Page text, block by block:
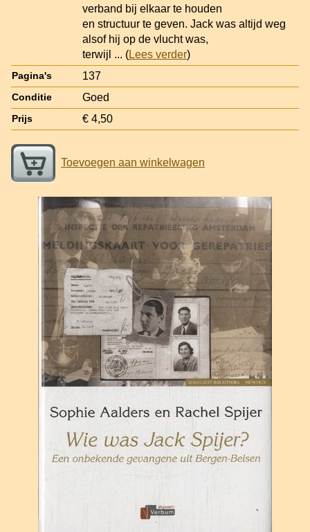
verband bij elkaar te houden
en structuur te geven. Jack was altijd weg
alsof hij op de vlucht was,
terwijl ... (Lees verder)
Pagina's 137
Conditie Goed
Prijs € 4,50
Toevoegen aan winkelwagen